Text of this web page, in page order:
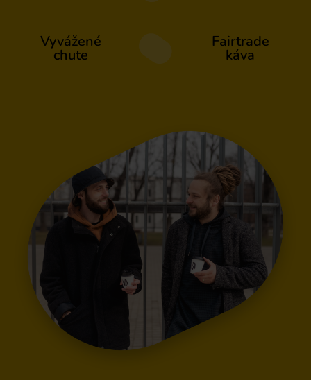
Vyvážené
chute
Fairtrade
káva